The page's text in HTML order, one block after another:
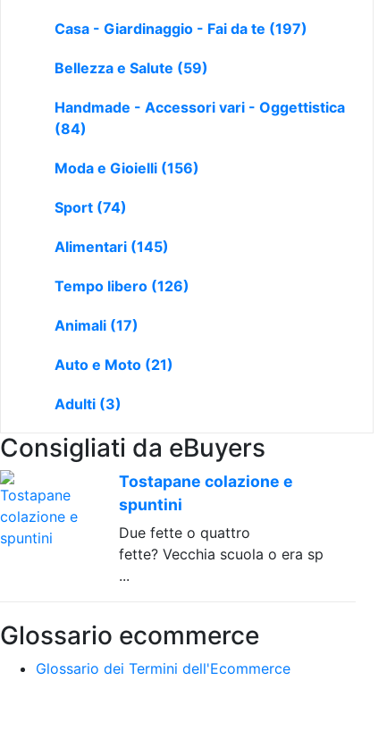
Casa - Giardinaggio - Fai da te (197)
Bellezza e Salute (59)
Handmade - Accessori vari - Oggettistica
(84)
Moda e Gioielli (156)
Sport (74)
Alimentari (145)
Tempo libero (126)
Animali (17)
Auto e Moto (21)
Adulti (3)
Consigliati da eBuyers
Tostapane colazione e
spuntini
Due fette o quattro
fette? Vecchia scuola o era sp
...
Glossario ecommerce
Glossario dei Termini dell'Ecommerce